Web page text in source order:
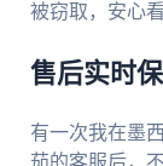
被窃取，安心
售后实时
有一次我在墨
茄的客服后，